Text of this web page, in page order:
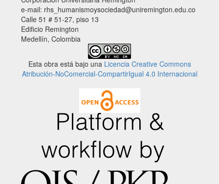
e-mail: rhs_humanismoysociedad@uniremington.edu.co
Calle 51 # 51-27, piso 13
Edificio Remington
Medellín, Colombia
Esta obra está bajo una Licencia Creative Commons
Atribución-NoComercial-CompartirIgual 4.0 Internacional